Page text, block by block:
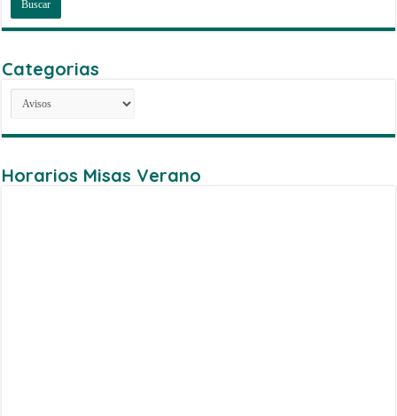
Categorias
Categorias
Horarios Misas Verano